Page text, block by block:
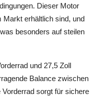
Dieser Motor
Markt erhältlich sind, und
besonders auf steilen
und 27,5 Zoll
Balance zwischen
sorgt für sichere